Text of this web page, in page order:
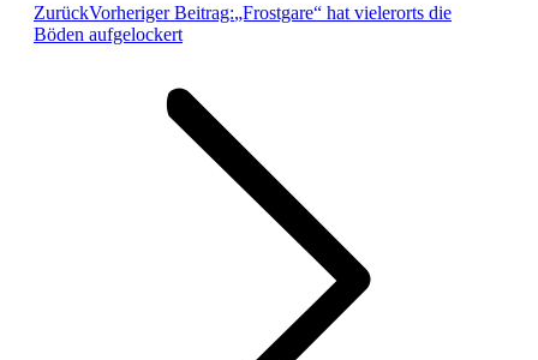
ZurückVorheriger Beitrag:„Frostgare“ hat vielerorts die
Böden aufgelockert